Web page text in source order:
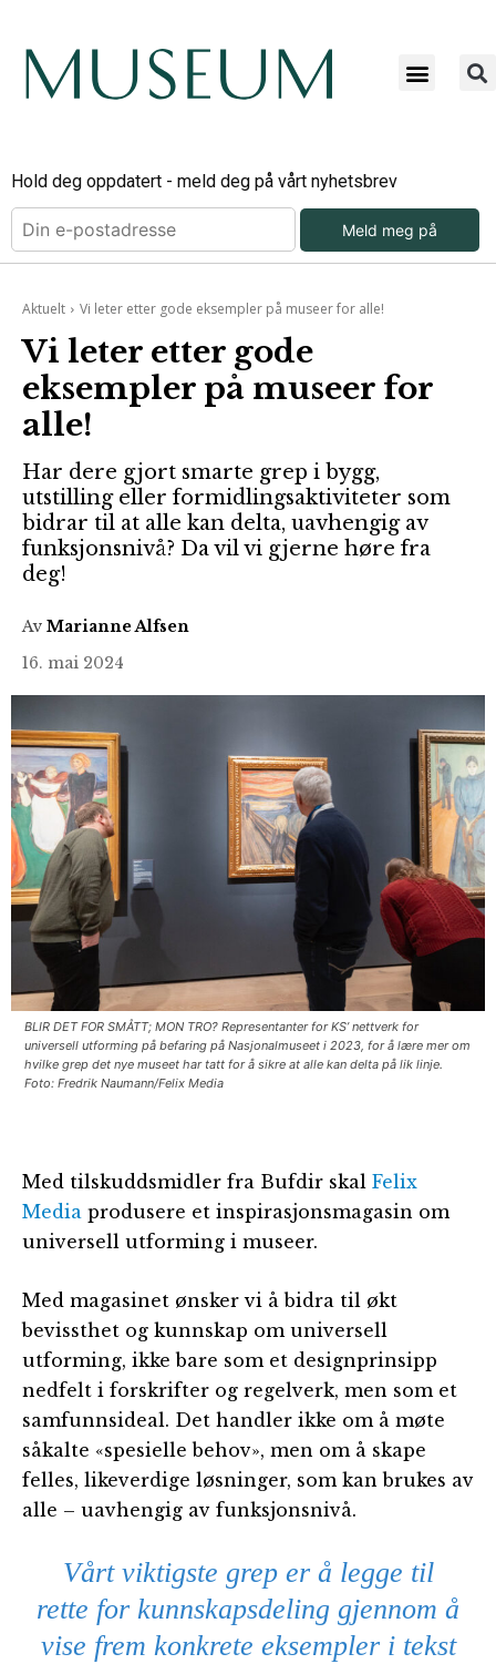
Hold deg oppdatert - meld deg på vårt nyhetsbrev
Meld meg på
Aktuelt Vi leter etter gode eksempler på museer for alle!
Vi leter etter gode
eksempler på museer for
alle!
Har dere gjort smarte grep i bygg,
utstilling eller formidlingsaktiviteter som
bidrar til at alle kan delta, uavhengig av
funksjonsnivå? Da vil vi gjerne høre fra
deg!
Av Marianne Alfsen
16. mai 2024
BLIR DET FOR SMÅTT; MON TRO? Representanter for KS’ nettverk for
universell utforming på befaring på Nasjonalmuseet i 2023, for å lære mer om
hvilke grep det nye museet har tatt for å sikre at alle kan delta på lik linje.
Foto: Fredrik Naumann/Felix Media
Med tilskuddsmidler fra Bufdir skal Felix
Media produsere et inspirasjonsmagasin om
universell utforming i museer.
Med magasinet ønsker vi å bidra til økt
bevissthet og kunnskap om universell
utforming, ikke bare som et designprinsipp
nedfelt i forskrifter og regelverk, men som et
samfunnsideal. Det handler ikke om å møte
såkalte «spesielle behov», men om å skape
felles, likeverdige løsninger, som kan brukes av
alle – uavhengig av funksjonsnivå.
Vårt viktigste grep er å legge til
rette for kunnskapsdeling gjennom å
vise frem konkrete eksempler i tekst